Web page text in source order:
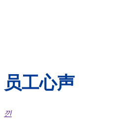
报道指南
产权转让增
资
重大突发事件
ESG报告
끠搜索
员工心声
낀